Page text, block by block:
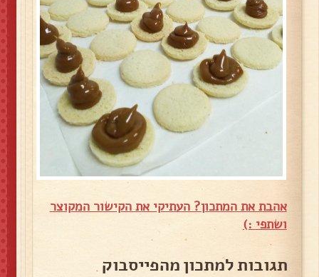
אהבת את המתכון? העתיקי את הקישור המקוצר
ושתפי :)
תגובות למתכון מהפייסבוק